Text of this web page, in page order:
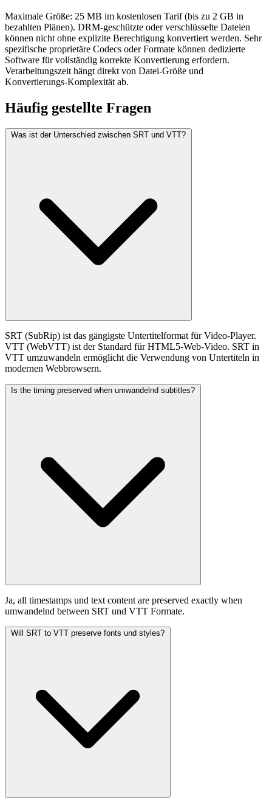
Maximale Größe: 25 MB im kostenlosen Tarif (bis zu 2 GB in
bezahlten Plänen). DRM-geschützte oder verschlüsselte Dateien
können nicht ohne explizite Berechtigung konvertiert werden. Sehr
spezifische proprietäre Codecs oder Formate können dedizierte
Software für vollständig korrekte Konvertierung erfordern.
Verarbeitungszeit hängt direkt von Datei-Größe und
Konvertierungs-Komplexität ab.
Häufig gestellte Fragen
Was ist der Unterschied zwischen SRT und VTT?
SRT (SubRip) ist das gängigste Untertitelformat für Video-Player.
VTT (WebVTT) ist der Standard für HTML5-Web-Video. SRT in
VTT umzuwandeln ermöglicht die Verwendung von Untertiteln in
modernen Webbrowsern.
Is the timing preserved when umwandelnd subtitles?
Ja, all timestamps und text content are preserved exactly when
umwandelnd between SRT und VTT Formate.
Will SRT to VTT preserve fonts und styles?